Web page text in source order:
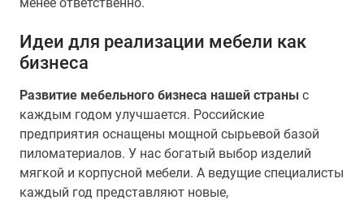
Идеи для реализации мебели как
бизнеса
Развитие мебельного бизнеса нашей страны с
каждым годом улучшается. Российские
предприятия оснащены мощной сырьевой базой
пиломатериалов. У нас богатый выбор изделий
мягкой и корпусной мебели. А ведущие специалисты
каждый год представляют новые,